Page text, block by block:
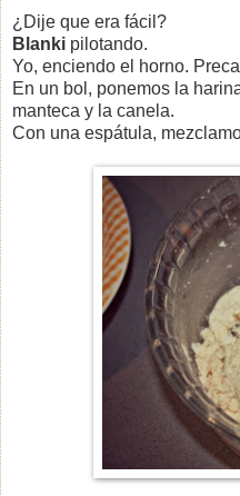
¿Dije que era fácil?
Blanki pilotando.
Yo, enciendo el horno.
En un bol, ponemos la
manteca y la canela.
Con una espátula,